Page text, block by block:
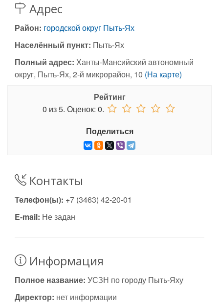
Адрес
Район: городской округ Пыть-Ях
Населённый пункт: Пыть-Ях
Полный адрес: Ханты-Мансийский автономный
округ, Пыть-Ях, 2-й микрорайон, 10 (На карте)
Рейтинг
0 из5. Оценок: 0.
Поделиться
Контакты
Телефон(ы): +7 (3463) 42-20-01
E-mail: Не задан
Информация
Полное название: УСЗН по городу Пыть-Яху
Директор: нет информации